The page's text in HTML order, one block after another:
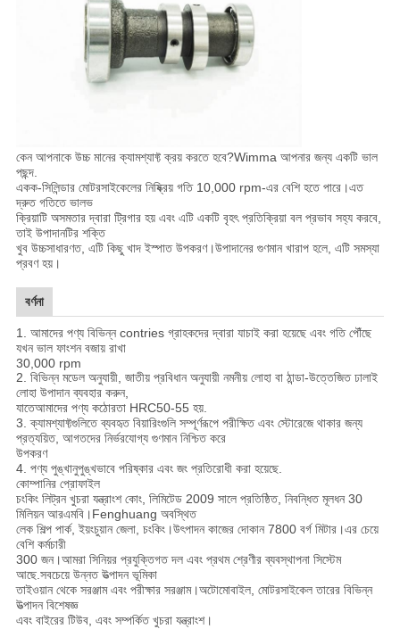
কেন আপনাকে উচ্চ মানের ক্যামশ্যাফ্ট ক্রয় করতে হবে?Wimma আপনার জন্য একটি ভাল
পছন্দ.
একক-সিলিন্ডার মোটরসাইকেলের নিষ্ক্রিয় গতি 10,000 rpm-এর বেশি হতে পারে।এত
দ্রুত গতিতে ভালভ
ক্রিয়াটি অসমতার দ্বারা ট্রিগার হয় এবং এটি একটি বৃহৎ প্রতিক্রিয়া বল প্রভাব সহ্য করবে,
তাই উপাদানটির শক্তি
খুব উচ্চসাধারণত, এটি কিছু খাদ ইস্পাত উপকরণ।উপাদানের গুণমান খারাপ হলে, এটি সমস্যা
প্রবণ হয়।
বর্ণনা
1. আমাদের পণ্য বিভিন্ন contries গ্রাহকদের দ্বারা যাচাই করা হয়েছে এবং গতি পৌঁছে
যখন ভাল ফাংশন বজায় রাখা
30,000 rpm
2. বিভিন্ন মডেল অনুযায়ী, জাতীয় প্রবিধান অনুযায়ী নমনীয় লোহা বা ঠান্ডা-উত্তেজিত ঢালাই
লোহা উপাদান ব্যবহার করুন,
যাতেআমাদের পণ্য কঠোরতা HRC50-55 হয়.
3. ক্যামশ্যাফ্টগুলিতে ব্যবহৃত বিয়ারিংগুলি সম্পূর্ণরূপে পরীক্ষিত এবং স্টোরেজে থাকার জন্য
প্রত্যয়িত, আগতদের নির্ভরযোগ্য গুণমান নিশ্চিত করে
উপকরণ
4. পণ্য পুঙ্খানুপুঙ্খভাবে পরিষ্কার এবং জং প্রতিরোধী করা হয়েছে.
কোম্পানির প্রোফাইল
চংকিং লিট্রন খুচরা যন্ত্রাংশ কোং, লিমিটেড 2009 সালে প্রতিষ্ঠিত, নিবন্ধিত মূলধন 30
মিলিয়ন আরএমবি।Fenghuang অবস্থিত
লেক শিল্প পার্ক, ইয়ংচুয়ান জেলা, চংকিং।উৎপাদন কাজের দোকান 7800 বর্গ মিটার।এর চেয়ে
বেশি কর্মচারী
300 জন।আমরা সিনিয়র প্রযুক্তিগত দল এবং প্রথম শ্রেণীর ব্যবস্থাপনা সিস্টেম
আছে.সবচেয়ে উন্নত উত্পাদন ভূমিকা
তাইওয়ান থেকে সরঞ্জাম এবং পরীক্ষার সরঞ্জাম।অটোমোবাইল, মোটরসাইকেল তারের বিভিন্ন
উত্পাদন বিশেষজ্ঞ
এবং বাইরের টিউব, এবং সম্পর্কিত খুচরা যন্ত্রাংশ।